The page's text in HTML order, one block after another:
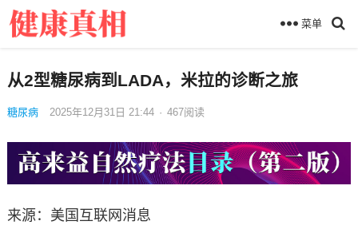
菜单
从2型糖尿病到LADA，米拉的诊断之旅
糖尿病 2025年12月31日 21:44 · 467阅读
来源：美国互联网消息